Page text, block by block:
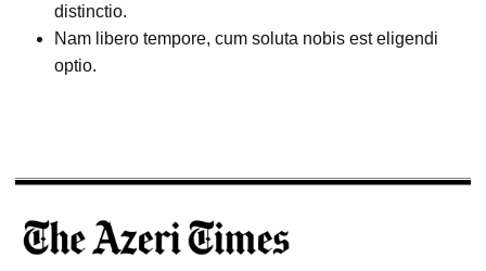
distinctio.
Nam libero tempore, cum soluta nobis est eligendi
optio.